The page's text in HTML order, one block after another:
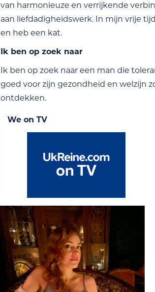
van harmonieuze en verrijkende
aan liefdadigheidswerk. In mijn vrije
en heb een kat.
Ik ben op zoek naar
Ik ben op zoek naar een man die
goed voor zijn gezondheid en welzijn
ontdekken.
We on TV